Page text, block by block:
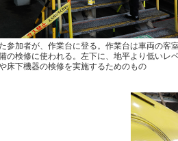
参加者が、作業台に登る。作業台は車両の客
の検修に使われる。左下に、地平より低いレ
床下機器の検修を実施するためのもの